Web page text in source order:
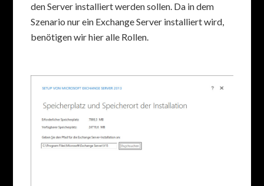
den Server installiert werden sollen. Da in dem
Szenario nur ein Exchange Server installiert wird,
benötigen wir hier alle Rollen.